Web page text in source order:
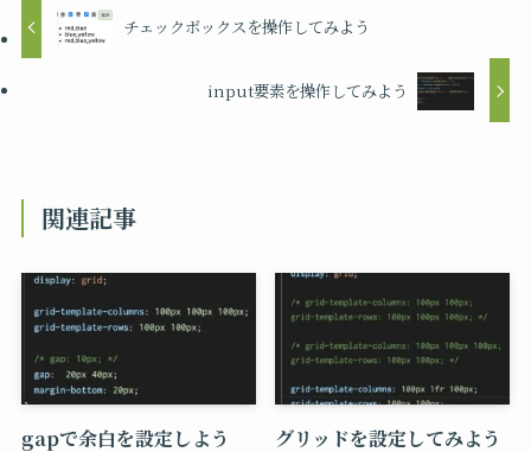
チェックボックスを操作してみよう
input要素を操作してみよう
関連記事
gapで余白を設定しよう グリッドを設定してみよう